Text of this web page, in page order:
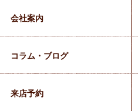
会社案内
コラム・ブログ
来店予約